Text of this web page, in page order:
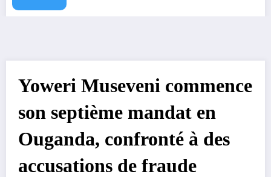
Yoweri Museveni commence
son septième mandat en
Ouganda, confronté à des
accusations de fraude